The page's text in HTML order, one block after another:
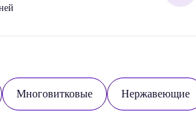
Многовитковые Нержавеющие